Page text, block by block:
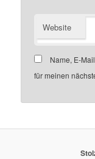
Website
Name, E-
für meinen